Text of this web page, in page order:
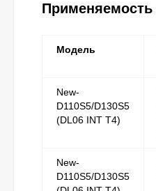
Применяемость
Модель
New-
D110S5/D130S5
(DL06 INT T4)
New-
D110S5/D130S5